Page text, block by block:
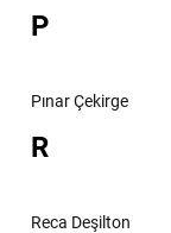
P
Pınar Çekirge
R
Reca Deşilton